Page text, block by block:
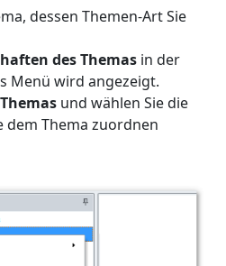
dessen Themen-Art Sie
des Themas in der
Menü wird angezeigt.
und wählen Sie die
dem Thema zuordnen